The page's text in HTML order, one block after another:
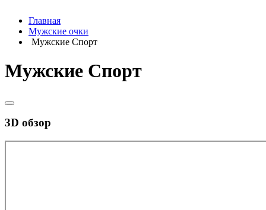
Главная
Мужские очки
Мужские Спорт
Мужские Спорт
3D обзор